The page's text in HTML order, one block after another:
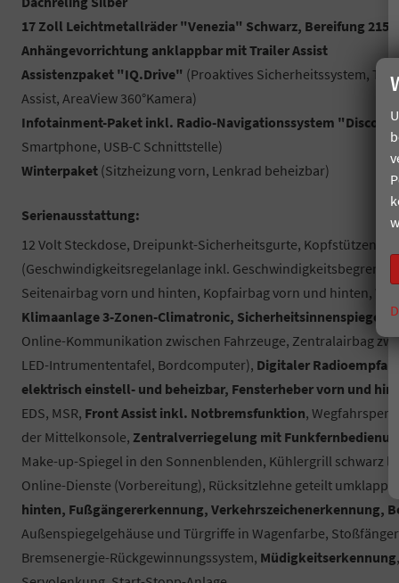
17 Zoll Leichtmetallräder "Venezia" Schwarz, Bereifung 215/
Anhängevorrichtung anklappbar mit Trailer Assist
Assistenzpaket "IQ.Drive" (Proaktives Sicherheitssystem,
Assist, AreaView 360°Kamera)
Infotainment-Paket inkl. Radio-Navigationssystem
Smartphone, USB-C Schnittstelle)
Winterpaket (Sitzheizung vorn, Lenkrad beheizbar)
Serienausstattung:
12 Volt Steckdose, Dreipunkt-Sicherheitsgurte, Kopfstützen,
(Geschwindigkeitsregelanlage inkl.
Seitenairbag vorn und hinten, Kopfairbag vorn und hinten,
Klimaanlage 3-Zonen-Climatronic, Sicherheitsinnenspiegel
Online-Kommunikation zwischen Fahrzeuge, Zentralairbag
LED-Intrumententafel, Bordcomputer), Digitaler
elektrisch einstell- und beheizbar, Fensterheber vorn und
EDS, MSR, Front Assist inkl. Notbremsfunktion,
der Mittelkonsole, Zentralverriegelung mit Funkfernbedienung
Make-up-Spiegel in den Sonnenblenden, Kühlergrill schwarz
Online-Dienste (Vorbereitung), Rücksitzlehne geteilt
hinten, Fußgängererkennung, Verkehrszeichenerkennung,
Außenspiegelgehäuse und Türgriffe in Wagenfarbe,
Bremsenergie-Rückgewinnungssystem, Müdigkeitserkennung